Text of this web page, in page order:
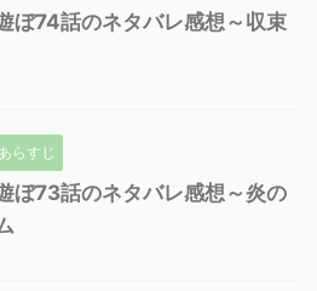
ぼ74話のネタバレ感想～収束
らすじ
ぼ73話のネタバレ感想～炎の